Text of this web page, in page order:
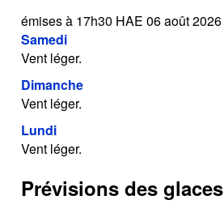
émises à 17h30 HAE 06 août 2026
Samedi
Vent léger.
Dimanche
Vent léger.
Lundi
Vent léger.
Prévisions des glaces